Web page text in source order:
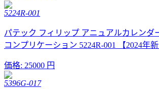
5224R-001
パテック フィリップ アニュアルカレンダ
コンプリケーション 5224R-001 【2024年新
価格: 25000 円
5396G-017